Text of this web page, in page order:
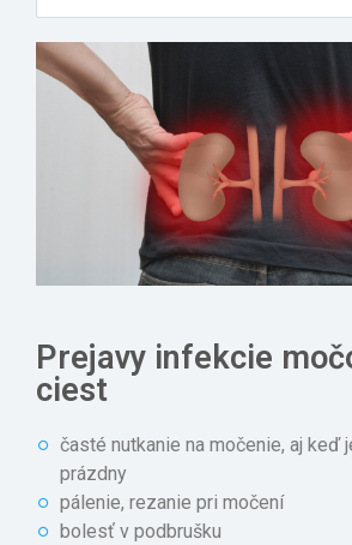
Prejavy infekcie
ciest
časté nutkanie na močenie, aj keď
prázdny
pálenie, rezanie pri močení
bolesť v podbrušku